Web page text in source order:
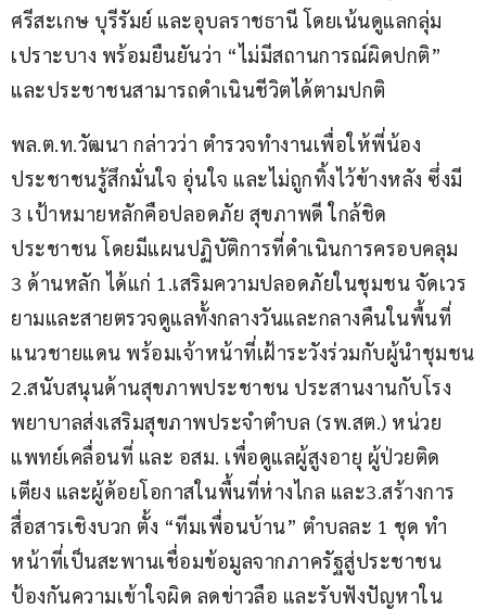
ศรีสะเกษ บุรีรัมย์ และอุบลราชธานี โดยเน้นดูแลกลุ่ม
เปราะบาง พร้อมยืนยันว่า “ไม่มีสถานการณ์ผิดปกติ”
และประชาชนสามารถดำเนินชีวิตได้ตามปกติ
พล.ต.ท.วัฒนา กล่าวว่า ตำรวจทำงานเพื่อให้พี่น้อง
ประชาชนรู้สึกมั่นใจ อุ่นใจ และไม่ถูกทิ้งไว้ข้างหลัง ซึ่งมี
3 เป้าหมายหลักคือปลอดภัย สุขภาพดี ใกล้ชิด
ประชาชน โดยมีแผนปฏิบัติการที่ดำเนินการครอบคลุม
3 ด้านหลัก ได้แก่ 1.เสริมความปลอดภัยในชุมชน จัดเวร
ยามและสายตรวจดูแลทั้งกลางวันและกลางคืนในพื้นที่
แนวชายแดน พร้อมเจ้าหน้าที่เฝ้าระวังร่วมกับผู้นำชุมชน
2.สนับสนุนด้านสุขภาพประชาชน ประสานงานกับโรง
พยาบาลส่งเสริมสุขภาพประจำตำบล (รพ.สต.) หน่วย
แพทย์เคลื่อนที่ และ อสม. เพื่อดูแลผู้สูงอายุ ผู้ป่วยติด
เตียง และผู้ด้อยโอกาสในพื้นที่ห่างไกล และ3.สร้างการ
สื่อสารเชิงบวก ตั้ง “ทีมเพื่อนบ้าน” ตำบลละ 1 ชุด ทำ
หน้าที่เป็นสะพานเชื่อมข้อมูลจากภาครัฐสู่ประชาชน
ป้องกันความเข้าใจผิด ลดข่าวลือ และรับฟังปัญหาใน